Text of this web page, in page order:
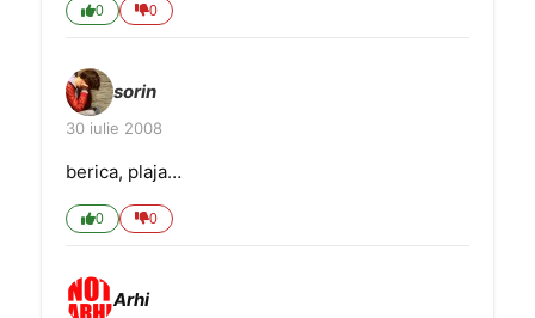
0 0
sorin
30 iulie 2008
berica, plaja…
0 0
Arhi